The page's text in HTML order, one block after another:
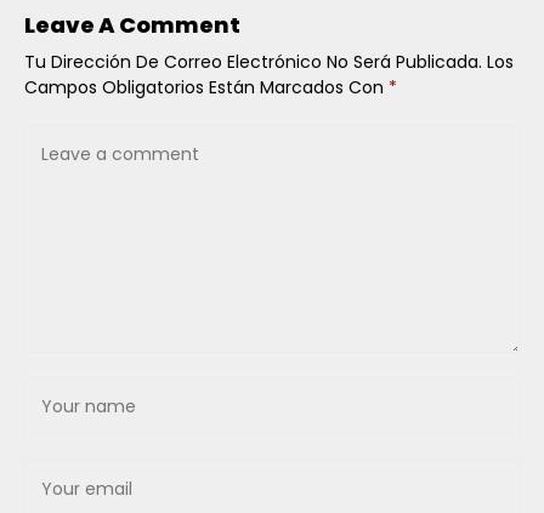
CIUDADANA Y LA
GESTIÓN
PÚBLICA
Leave A Comment
Tu Dirección De Correo Electrónico No Será Publicada. Los
Campos Obligatorios Están Marcados Con *